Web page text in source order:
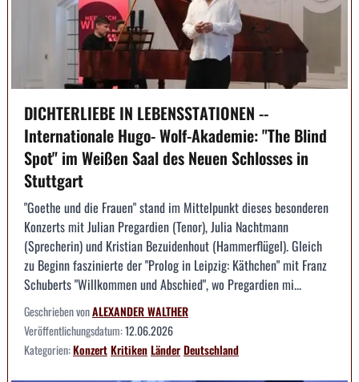
DICHTERLIEBE IN LEBENSSTATIONEN --
Internationale Hugo- Wolf-Akademie: "The Blind
Spot" im Weißen Saal des Neuen Schlosses in
Stuttgart
"Goethe und die Frauen" stand im Mittelpunkt dieses besonderen
Konzerts mit Julian Pregardien (Tenor), Julia Nachtmann
(Sprecherin) und Kristian Bezuidenhout (Hammerflügel). Gleich
zu Beginn faszinierte der "Prolog in Leipzig: Käthchen" mit Franz
Schuberts "Willkommen und Abschied", wo Pregardien mi...
Geschrieben vonALEXANDER WALTHER
Veröffentlichungsdatum:12.06.2026
Kategorien:KonzertKritikenLänderDeutschland